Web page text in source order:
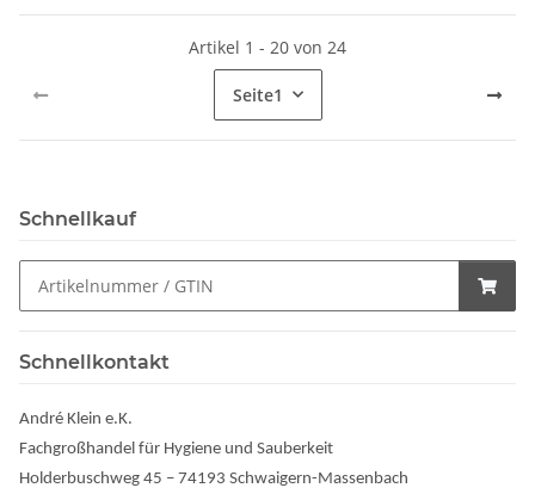
Artikel 1 - 20 von 24
Seite1
Schnellkauf
Schnellkontakt
André Klein e.K.
Fachgroßhandel für Hygiene und Sauberkeit
Holderbuschweg 45 – 74193 Schwaigern-Massenbach